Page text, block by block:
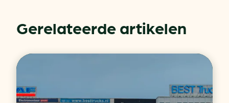
Gerelateerde artikelen